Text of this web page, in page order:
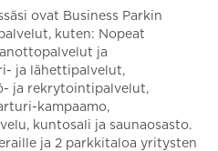
ovat Business Parkin
kuten: Nopeat
ja
ja lähettipalvelut,
ja rekrytointipalvelut,
kampaamo,
kuntosali ja saunaosasto.
ja 2 parkkitaloa yritysten